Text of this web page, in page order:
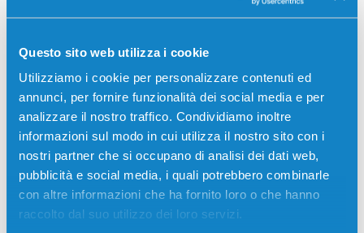
Questo sito web utilizza i cookie
Utilizziamo i cookie per personalizzare contenuti ed
annunci, per fornire funzionalità dei social media e per
analizzare il nostro traffico. Condividiamo inoltre
informazioni sul modo in cui utilizza il nostro sito con i
nostri partner che si occupano di analisi dei dati web,
pubblicità e social media, i quali potrebbero combinarle
con altre informazioni che ha fornito loro o che hanno
raccolto dal suo utilizzo dei loro servizi.
Toner compatibile Kyocera-Mita 1T02R5ANL0 TK-5205Y
TASKALFA 356CI
42,50€
CONSEGNA IN 24/48 ORE
Aggiungi al carrello